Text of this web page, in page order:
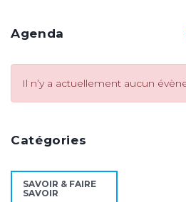
Agenda
Il n’y a actuellement aucun
Catégories
SAVOIR & FAIRE
SAVOIR